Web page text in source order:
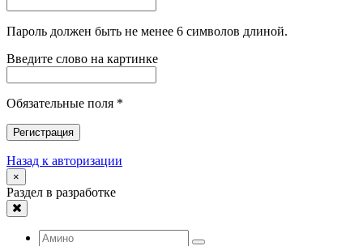
Пароль должен быть не менее 6 символов длиной.
Введите слово на картинке
Обязательные поля *
Регистрация
Назад к авторизации
×
Раздел в разработке